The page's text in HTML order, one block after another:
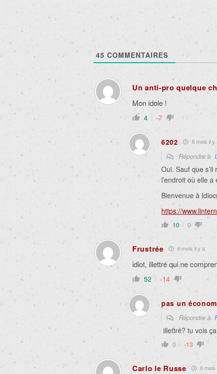
45 COMMENTAIRES
Un anti-pro quelque
Mon idole !
4 -7
6202 6 mois il y
Répondre à
Oui. Sauf que s’il
l’endroit où elle
Bienvenue à
https://
10 0
Frustrée 6 mois il y a
idiot, illettré qui ne
52 -14
pas un
Répondre à
illettré? tu vois
0 -13
Carlo le Russe 6 mois